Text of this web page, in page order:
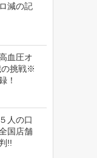
減の記
血圧オ
の挑戦※
！
人の口
国店舗
!!